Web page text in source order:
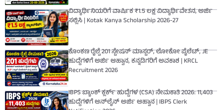
ವಿದ್ಯಾರ್ಥಿನಿಯರಿಗೆ ವಾರ್ಷಿಕ ₹1.5 ಲಕ್ಷ ವಿದ್ಯಾರ್ಥಿವೇತನ, ಅರ್ಜಿ
ಸಲ್ಲಿಸಿ | Kotak Kanya Scholarship 2026-27
ಕೊಂಕಣ ರೈಲ್ವೆ 201 ಸ್ಟೇಷನ್ ಮಾಸ್ಟರ್, ಲೋಕೋ ಪೈಲೆಟ್, JE
ಹುದ್ದೆಗಳಿಗೆ ಅರ್ಜಿ ಆಹ್ವಾನ, ಕನ್ನಡಿಗರಿಗೆ ಅವಕಾಶ | KRCL
Recruitment 2026
IBPS ಬ್ಯಾಂಕ್ ಕ್ಲರ್ಕ್ ಹುದ್ದೆಗಳ (CSA) ನೇಮಕಾತಿ 2026: 11,403
ಹುದ್ದೆಗಳಿಗೆ ಆನ್‌ಲೈನ್ ಅರ್ಜಿ ಆಹ್ವಾನ | IBPS Clerk